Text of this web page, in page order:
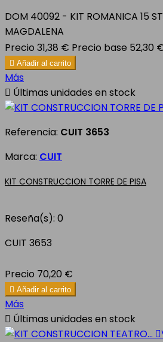
DOM 40092 - KIT ROMANICA 15
MAGDALENA
Precio 31,38 € Precio base 52,30
 Añadir al carrito
Más
 Últimas unidades en stock
Referencia: CUIT 3653
Marca: CUIT
KIT CONSTRUCCION TORRE DE PISA
Reseña(s): 0
CUIT 3653
Precio 70,20 €
 Añadir al carrito
Más
 Últimas unidades en stock
